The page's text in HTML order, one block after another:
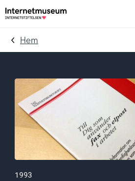
To
navigation
Till
innehållet
Till
Hem
1993